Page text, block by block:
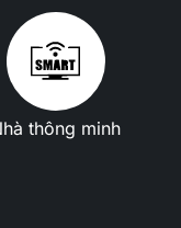
thông minh